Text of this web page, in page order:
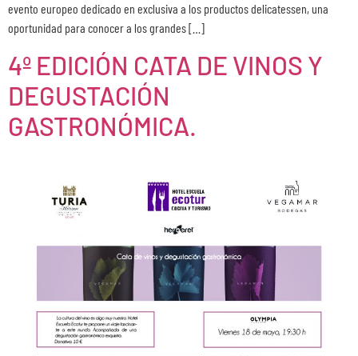
evento europeo dedicado en exclusiva a los productos delicatessen, una
oportunidad para conocer a los grandes […]
4º EDICIÓN CATA DE VINOS Y
DEGUSTACIÓN
GASTRONÓMICA.